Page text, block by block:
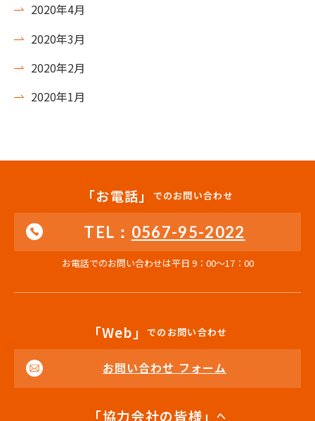
2020年4月
2020年3月
2020年2月
2020年1月
「お電話」 でのお問い合わせ
TEL： 0567-95-2022
お電話でのお問い合わせは平日 9：00〜17：00
「Web」でのお問い合わせ
お問い合わせ フォーム
「協力会社の皆様」へ